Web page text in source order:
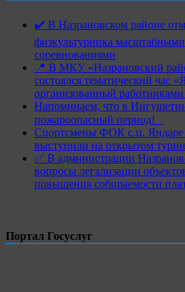
✔️ В Назрановском районе
физкультурника
соревнованиями
📍 В МКУ «Назрановский
состоялся тематический час
организованный
Напоминаем, что в
пожароопасный период!⁣⁣⠀
Спортсмены ФОК с.п.
выступили на открытом
✅ В администрации
вопросы легализации
повышения собираемости
Портал Госуслуг